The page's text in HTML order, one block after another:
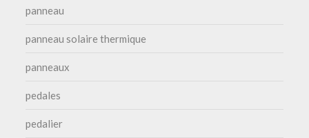
panneau
panneau solaire thermique
panneaux
pedales
pedalier